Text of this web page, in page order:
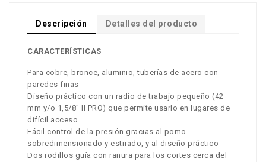
Descripción Detalles del producto
CARACTERÍSTICAS
Para cobre, bronce, aluminio, tuberías de acero con
paredes finas
Diseño práctico con un radio de trabajo pequeño (42
mm y/o 1,5/8" II PRO) que permite usarlo en lugares de
difícil acceso
Fácil control de la presión gracias al pomo
sobredimensionado y estriado, y al diseño práctico
Dos rodillos guía con ranura para los cortes cerca del